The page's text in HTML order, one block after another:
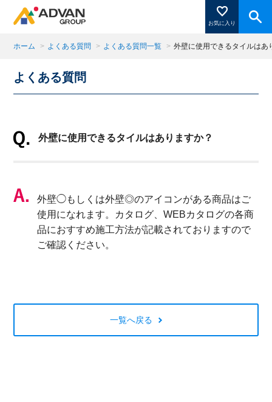
お気に入り
商品ページにある「お気に入り登録」を押すと登録した
商品がここに表示されます。
ホーム > よくある質問 > よくある質問一覧 > 外壁に使用できるタイルはあ
よくある質問
外壁に使用できるタイルはありますか？
外壁◯もしくは外壁◎のアイコンがある商品はご
使用になれます。カタログ、WEBカタログの各商
品におすすめ施工方法が記載されておりますので
ご確認ください。
一覧へ戻る